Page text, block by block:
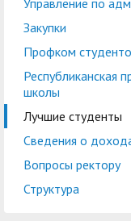
Международная
деятельность
Закупки
Республиканская
Центр
иностранных
по русскому языку
Центр русского
Управление по
Закупки
Профком
Республиканская
школы
Лучшие студенты
Сведения о
Вопросы ректору
Структура